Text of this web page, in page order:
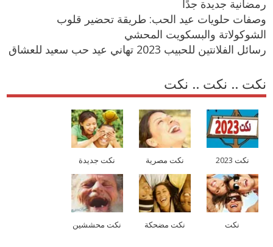
رمضانية جديدة جدًا
وصفات حلويات عيد الحب: طريقة تحضير قلوب
الشوكولاتة والبسكويت المحشي
رسائل الفلانتين للحبيب 2023 تهاني عيد حب سعيد للعشاق
نكت .. نكت .. نكت
نكت 2023 نكت مصرية نكت جديدة
نكت نكت مضحكة نكت محششين